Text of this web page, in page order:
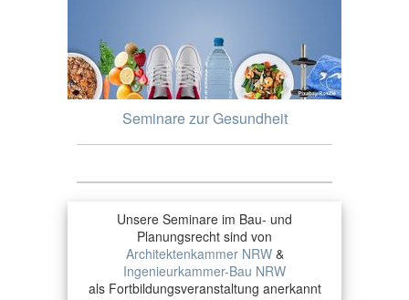
Seminare zur Gesundheit
Unsere Seminare im Bau- und
Planungsrecht sind von
Architektenkammer NRW&
Ingenieurkammer-Bau NRW
als Fortbildungsveranstaltung anerkannt